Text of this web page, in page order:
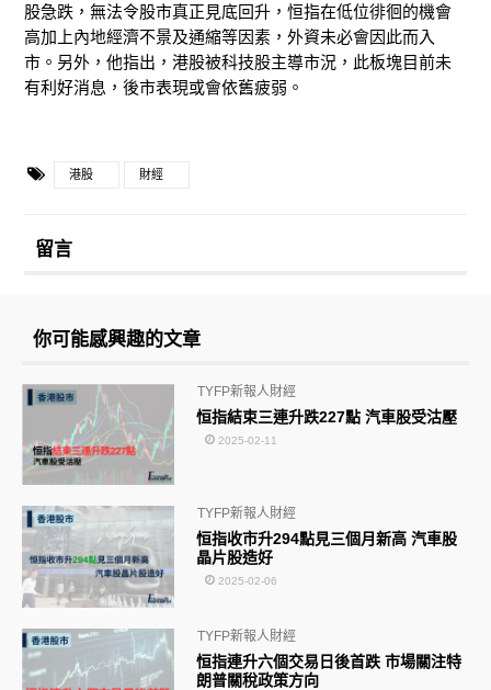
股急跌，無法令股市真正見底回升，恒指在低位徘徊的機會
高加上內地經濟不景及通縮等因素，外資未必會因此而入
市。另外，他指出，港股被科技股主導市況，此板塊目前未
有利好消息，後市表現或會依舊疲弱。
港股 財經
留言
你可能感興趣的文章
恒指結束三連升跌227點 汽車股受沽壓
TYFP新報人財經
2025-02-11
恒指收市升294點見三個月新高 汽車股
晶片股造好
TYFP新報人財經
2025-02-06
恒指連升六個交易日後首跌 市場關注特
朗普關稅政策方向
TYFP新報人財經